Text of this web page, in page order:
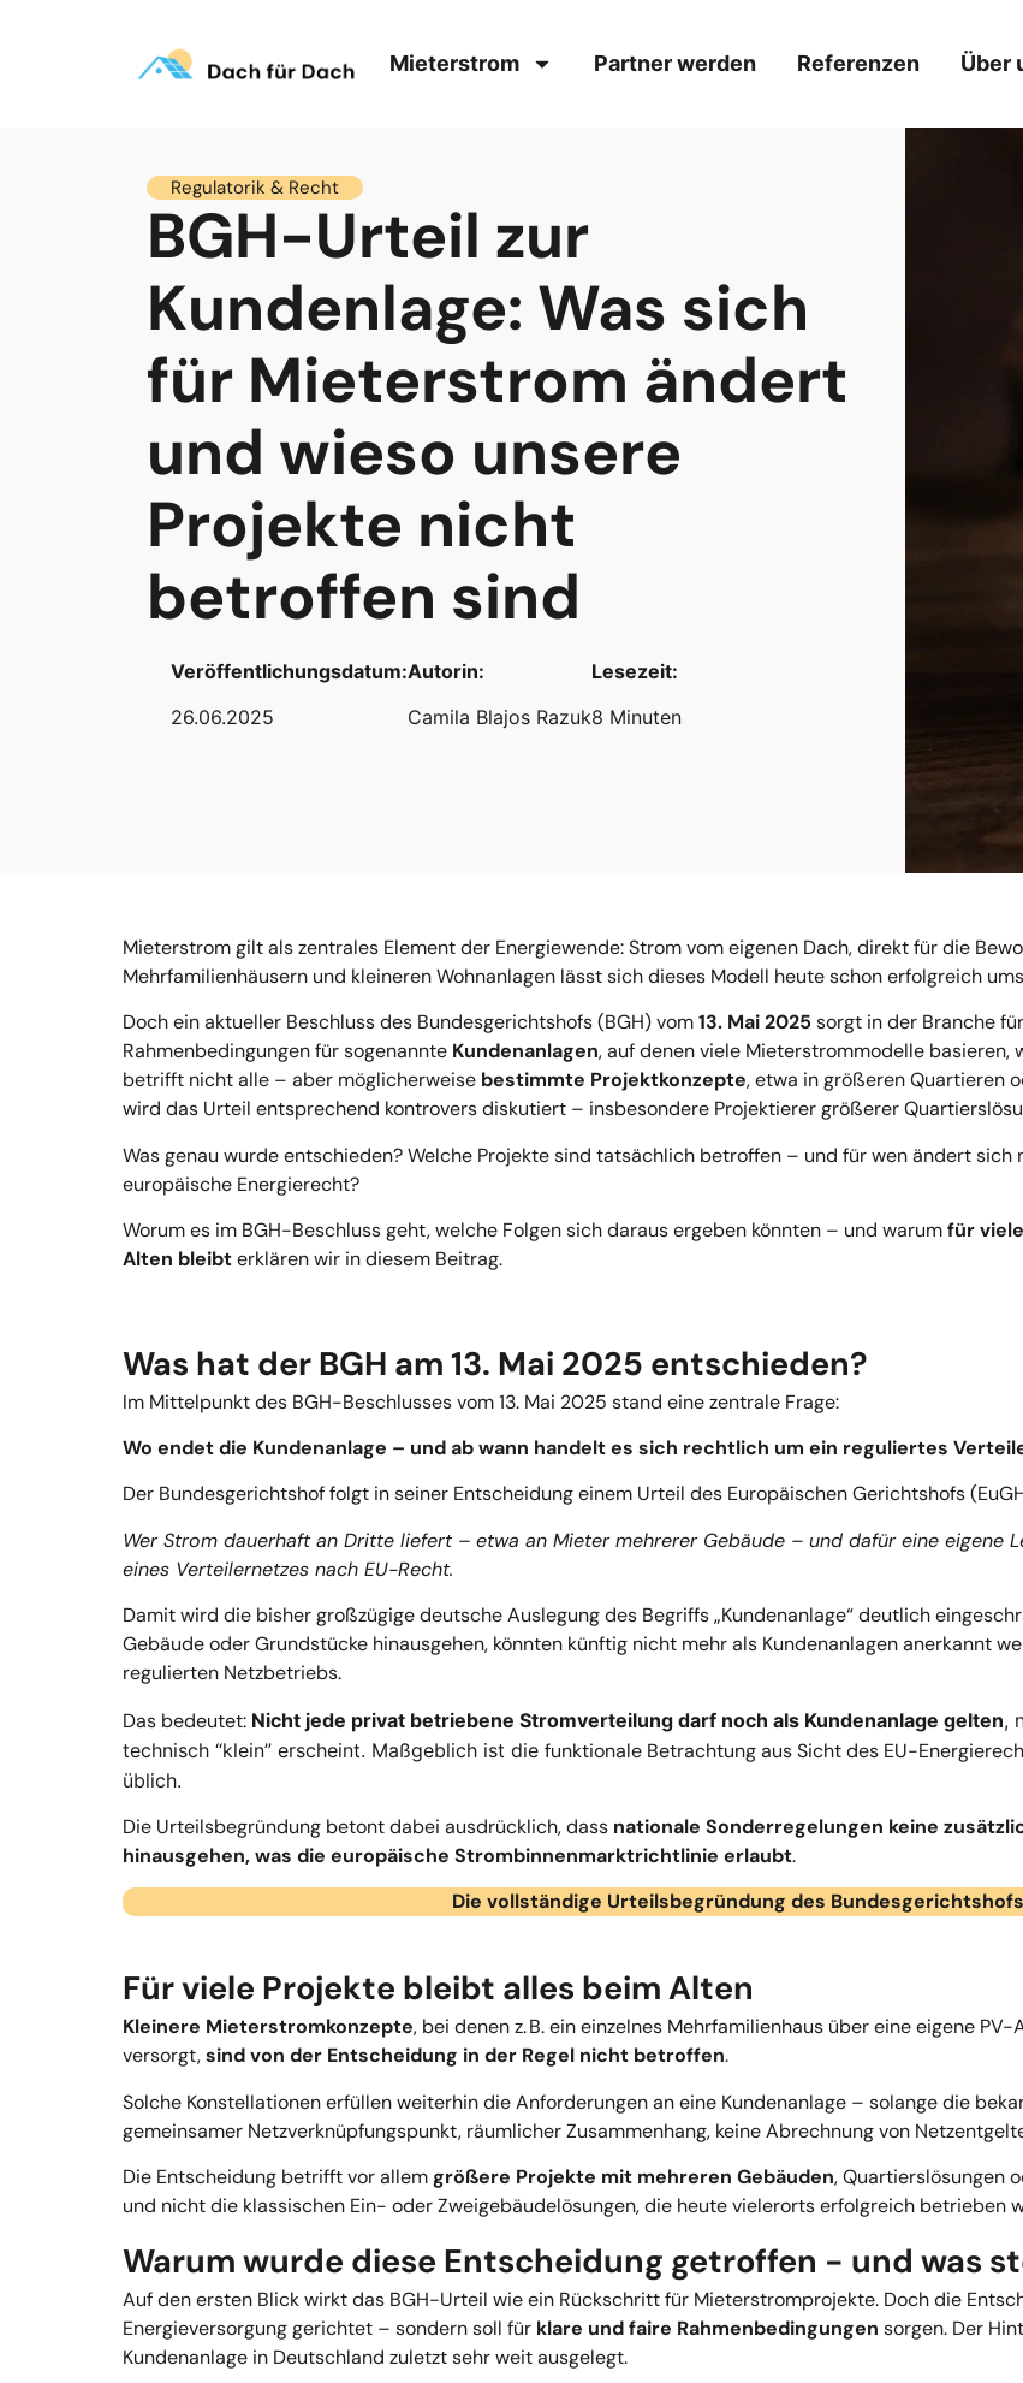
Mieterstrom Partner werden Referenzen Über
Regulatorik & Recht
BGH-Urteil zur
Kundenlage: Was sich
für Mieterstrom ändert
und wieso unsere
Projekte nicht
betroffen sind
Veröffentlichungsdatum:
26.06.2025
Autorin:
Camila Blajos Razuk
Lesezeit:
8 Minuten
Mieterstrom gilt als zentrales Element der Energiewende: Strom vom eigenen Dach, direkt für die
Mehrfamilienhäusern und kleineren Wohnanlagen lässt sich dieses Modell heute schon erfolgreich
Doch ein aktueller Beschluss des Bundesgerichtshofs (BGH) vom13. Mai 2025 sorgt in der Branche
Rahmenbedingungen für sogenannte Kundenanlagen, auf denen viele Mieterstrommodelle basieren,
betrifft nicht alle – aber möglicherweise bestimmte Projektkonzepte, etwa in größeren Quartieren
wird das Urteil entsprechend kontrovers diskutiert – insbesondere Projektierer größerer
Was genau wurde entschieden? Welche Projekte sind tatsächlich betroffen – und für wen ändert
europäische Energierecht?
Worum es im BGH-Beschluss geht, welche Folgen sich daraus ergeben könnten – und warumfür
Alten bleibterklären wir in diesem Beitrag.
Was hat der BGH am 13. Mai 2025 entschieden?
Im Mittelpunkt des BGH-Beschlusses vom 13. Mai 2025 stand eine zentrale Frage:
Wo endet die Kundenanlage – und ab wann handelt es sich rechtlich um ein reguliertes
Der Bundesgerichtshof folgt in seiner Entscheidung einem Urteil des Europäischen Gerichtshofs
Wer Strom dauerhaft an Dritte liefert – etwa an Mieter mehrerer Gebäude – und dafür eine eigene
eines Verteilernetzes nach EU-Recht.
Damit wird die bisher großzügige deutsche Auslegung des Begriffs „Kundenanlage“ deutlich
Gebäude oder Grundstücke hinausgehen, könnten künftig nicht mehr als Kundenanlagen anerkannt
regulierten Netzbetriebs.
Das bedeutet: Nicht jede privat betriebene Stromverteilung darf noch als Kundenanlage gelten,
technisch “klein” erscheint. Maßgeblich ist die funktionale Betrachtung aus Sicht des EU-
üblich.
Die Urteilsbegründung betont dabei ausdrücklich, dass nationale Sonderregelungen keine
hinausgehen, was die europäische Strombinnenmarktrichtlinie erlaubt.
Die vollständige Urteilsbegründung des
Für viele Projekte bleibt alles beim Alten
Kleinere Mieterstromkonzepte, bei denen z. B. ein einzelnes Mehrfamilienhaus über eine eigene
versorgt,sind von der Entscheidung in der Regel nicht betroffen.
Solche Konstellationen erfüllen weiterhin die Anforderungen an eine Kundenanlage – solange die
gemeinsamer Netzverknüpfungspunkt, räumlicher Zusammenhang, keine Abrechnung von
Die Entscheidung betrifft vor allemgrößere Projekte mit mehreren Gebäuden, Quartierslösungen
und nicht die klassischen Ein- oder Zweigebäudelösungen, die heute vielerorts erfolgreich betrieben
Warum wurde diese Entscheidung getroffen - und was
Auf den ersten Blick wirkt das BGH-Urteil wie ein Rückschritt für Mieterstromprojekte. Doch die
Energieversorgung gerichtet – sondern soll für klare und faire Rahmenbedingungen sorgen. Der
Kundenanlage in Deutschland zuletzt sehr weit ausgelegt.